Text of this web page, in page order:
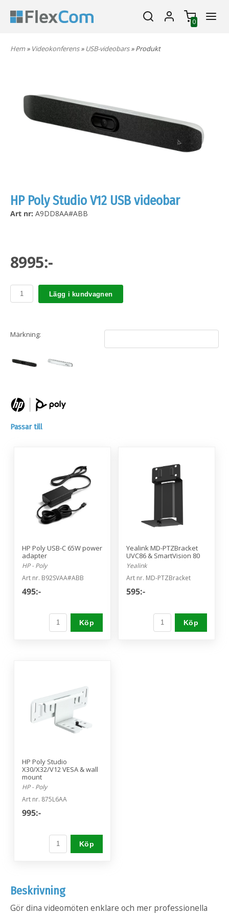
0
Hem» Videokonferens» USB-videobars» Produkt
HP Poly Studio V12 USB videobar
Art nr: A9DD8AA#ABB
8995:-
Lägg i kundvagnen
Märkning:
Passar till
HP Poly USB-C 65W power
adapter
HP - Poly
Art nr. B92SVAA#ABB
495:-
Köp
Yealink MD-PTZBracket
UVC86 & SmartVision 80
Yealink
Art nr. MD-PTZBracket
595:-
Köp
HP Poly Studio
X30/X32/V12 VESA & wall
mount
HP - Poly
Art nr. 875L6AA
995:-
Köp
Beskrivning
Gör dina videomöten enklare och mer professionella